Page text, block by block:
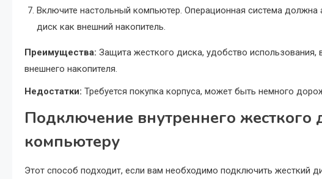
Включите настольный компьютер. Операционная система
диск как внешний накопитель.
Преимущества: Защита жесткого диска, удобство
внешнего накопителя.
Недостатки: Требуется покупка корпуса, может быть немного
Подключение внутреннего жесткого
компьютеру
Этот способ подходит, если вам необходимо подключить жесткий